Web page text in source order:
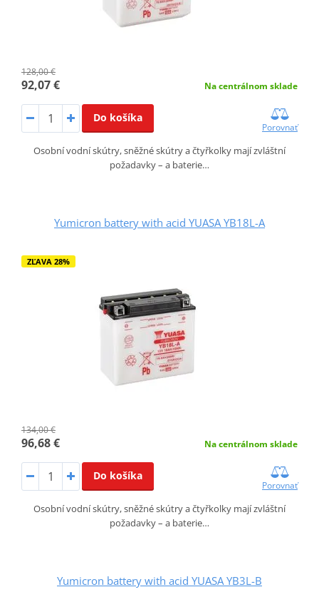
128,00 €
92,07 € Na centrálnom sklade
Do košíka
Porovnať
Osobní vodní skútry, sněžné skútry a čtyřkolky mají zvláštní
požadavky – a baterie…
Yumicron battery with acid YUASA YB18L-A
ZĽAVA 28%
134,00 €
96,68 € Na centrálnom sklade
Do košíka
Porovnať
Osobní vodní skútry, sněžné skútry a čtyřkolky mají zvláštní
požadavky – a baterie…
Yumicron battery with acid YUASA YB3L-B